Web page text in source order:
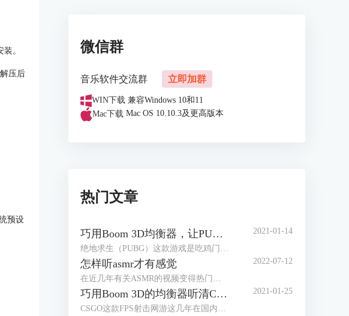
。
压后
预设
微信群
音乐软件交流群 立即加群
WIN下载 兼容Windows 10和11
Mac下载 Mac OS 10.10.3及更高版本
热门文章
巧用Boom 3D均衡器，让PUBG脚步声更清晰
绝地求生（PUBG）这款游戏是吃鸡门类的佼佼者，在国内有大量玩家。它上市已经有段时间，服务器里高手遍地，那有没有方法让小白玩家在对局里获得优势，也能畅快吃鸡？本文就来介绍Windows系统上怎样用Boom 3D的均衡器放大“吃鸡”里的脚步声。
2021-01-14
怎样听asmr才有感觉
在近几年有关ASMR的视频变得热门起来，内容多种多样，有揉搓纸袋、敲打键盘，也有温柔低语的人声。很多人认为观看这些视频都会有种放松的感觉，甚至有人把ASMR视频作为助眠的工具来播放。
2022-07-12
巧用Boom 3D的均衡器听清CSGO的脚步声
CSGO这款FPS射击网游这几年在国内很火爆，如何才能在这款游戏中获得优势呢？均衡器就能帮上大忙。本文介绍如何用音频增强软件Boom 3D的均衡器让CSGO的脚步声更容易听清。
2021-01-25